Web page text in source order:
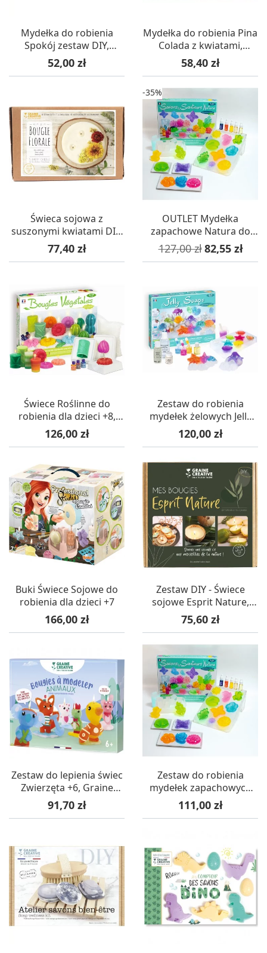
Mydełka do robienia
Spokój zestaw DIY,
Graine Creative
Cena
52,00 zł
Mydełka do robienia Pina
Colada z kwiatami,
Graine Creative
Cena
58,40 zł
Świeca sojowa z
suszonymi kwiatami DIY,
Graine Creative
Cena
77,40 zł
OUTLET Mydełka
zapachowe Natura do
robienia (uszkodzone
opakowanie)
Cena podstawowa
127,00 zł Cena
82,55 zł
-35%
Świece Roślinne do
robienia dla dzieci +8,
SentoSphere
Cena
126,00 zł
Zestaw do robienia
mydełek żelowych Jelly
Soap dla dzieci +8,
SentoSphere
Cena
120,00 zł
Buki Świece Sojowe do
robienia dla dzieci +7
Cena
166,00 zł
Zestaw DIY - Świece
sojowe Esprit Nature,
Graine Creative
Cena
75,60 zł
Zestaw do lepienia świec
Zwierzęta +6, Graine
Creative
Cena
91,70 zł
Zestaw do robienia
mydełek zapachowych
dla dzieci +8,
SentoSphere
Cena
111,00 zł